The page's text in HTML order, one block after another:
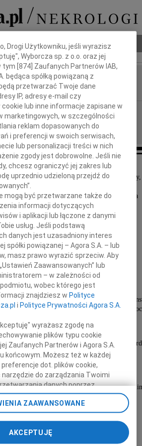
Poradnik pogrzebowy
Łuszczewska
Wrocław
Z prawdziwym żalem i smutkiem informujemy,
że dnia 28. kwietnia 2024 roku
zmarła w wieku 84 lat nasza droga Koleżanka
Hanna Łuszczewska
historii, długoletnia kierownik Biblioteki
Architektury Sztuki i Techniki Politechniki
Pozostanie w naszych sercach i pamięci
niezwykle kompetentna, pełna ciepła i
Msza św. i pogrzeb odbędzie się
10 maja 2024 roku, o godz. 13:00
Cmentarzu Komunalnym na Majdanku w
Rodzinie i Bliskim
Składamy najszczersze wyrazy współczucia
Drogi Użytkowniku, jeśli wyrazisz
Wyborcza sp. z o.o. oraz jej
tym [874] Zaufanych Partnerów IAB,
będąca spółką powiązaną z
przetwarzać Twoje dane
IP, adresy e-mail czy
lub inne informacje zapisane w
marketingowych, w szczególności
reklam dopasowanych do
i preferencji w swoich serwisach,
lub personalizacji treści w nich
zgody jest dobrowolne. Jeśli nie
chcesz ograniczyć jej zakres lub
uprzednio udzieloną przejdź do
mogą być przetwarzane także do
informacji dotyczących
i aplikacji lub łączone z danymi
usług. Jeśli podstawą
danych jest uzasadniony interes
spółki powiązanej – Agora S.A. – lub
masz prawo wyrazić sprzeciw. Aby
Zaawansowanych” lub
– w zależności od
wobec którego jest
znajdziesz wPolityce
iPolityce Prywatności Agora S.A.
wyrażasz zgodę na
plików typu cookie
Zaufanych Partnerów i Agora S.A.
końcowym. Możesz też w każdej
dot. plików cookie,
narzędzie do zarządzania Twoimi
danych poprzez
prywatności” w stopce serwisu i
„Ustawienia zaawansowane”.
cookie możliwa jest także za
i Agora S.A. możemy
ZAAWANSOWANE
AKCEPTUJĘ